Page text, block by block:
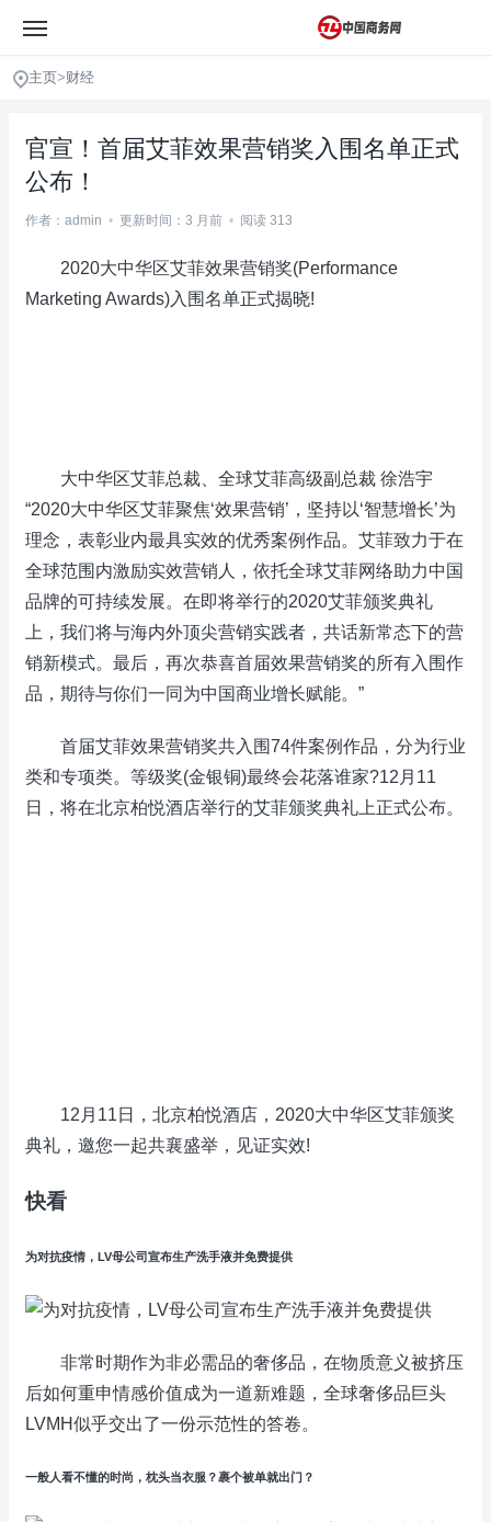
主页>财经
官宣！首届艾菲效果营销奖入围名单正式
公布！
作者：admin • 更新时间：3 月前 • 阅读 313
2020大中华区艾菲效果营销奖(Performance
Marketing Awards)入围名单正式揭晓!
大中华区艾菲总裁、全球艾菲高级副总裁 徐浩宇
“2020大中华区艾菲聚焦‘效果营销’，坚持以‘智慧增长’为
理念，表彰业内最具实效的优秀案例作品。艾菲致力于在
全球范围内激励实效营销人，依托全球艾菲网络助力中国
品牌的可持续发展。在即将举行的2020艾菲颁奖典礼
上，我们将与海内外顶尖营销实践者，共话新常态下的营
销新模式。最后，再次恭喜首届效果营销奖的所有入围作
品，期待与你们一同为中国商业增长赋能。”
首届艾菲效果营销奖共入围74件案例作品，分为行业
类和专项类。等级奖(金银铜)最终会花落谁家?12月11
日，将在北京柏悦酒店举行的艾菲颁奖典礼上正式公布。
12月11日，北京柏悦酒店，2020大中华区艾菲颁奖
典礼，邀您一起共襄盛举，见证实效!
快看
为对抗疫情，LV母公司宣布生产洗手液并免费提供
非常时期作为非必需品的奢侈品，在物质意义被挤压
后如何重申情感价值成为一道新难题，全球奢侈品巨头
LVMH似乎交出了一份示范性的答卷。
一般人看不懂的时尚，枕头当衣服？裹个被单就出门？